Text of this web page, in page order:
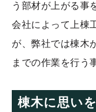
う部材が上がる事
会社によって上棟
が、弊社では棟木
までの作業を行う
棟木に思い